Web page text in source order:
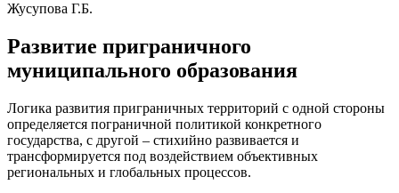
Жусупова Г.Б.
Развитие приграничного
муниципального образования
Логика развития приграничных территорий с одной стороны
определяется пограничной политикой конкретного
государства, с другой – стихийно развивается и
трансформируется под воздействием объективных
региональных и глобальных процессов.